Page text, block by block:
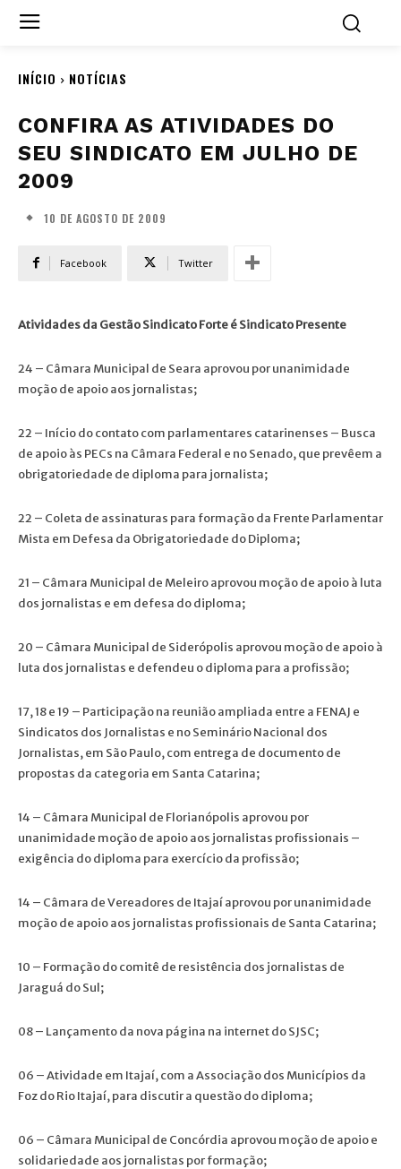
INÍCIO NOTÍCIAS
CONFIRA AS ATIVIDADES DO
SEU SINDICATO EM JULHO DE
2009
10 DE AGOSTO DE 2009
Facebook Twitter
Atividades da Gestão Sindicato Forte é Sindicato Presente
24 – Câmara Municipal de Seara aprovou por unanimidade
moção de apoio aos jornalistas;
22 – Início do contato com parlamentares catarinenses – Busca
de apoio às PECs na Câmara Federal e no Senado, que prevêem a
obrigatoriedade de diploma para jornalista;
22 – Coleta de assinaturas para formação da Frente Parlamentar
Mista em Defesa da Obrigatoriedade do Diploma;
21 – Câmara Municipal de Meleiro aprovou moção de apoio à luta
dos jornalistas e em defesa do diploma;
20 – Câmara Municipal de Siderópolis aprovou moção de apoio à
luta dos jornalistas e defendeu o diploma para a profissão;
17, 18 e 19 – Participação na reunião ampliada entre a FENAJ e
Sindicatos dos Jornalistas e no Seminário Nacional dos
Jornalistas, em São Paulo, com entrega de documento de
propostas da categoria em Santa Catarina;
14 – Câmara Municipal de Florianópolis aprovou por
unanimidade moção de apoio aos jornalistas profissionais –
exigência do diploma para exercício da profissão;
14 – Câmara de Vereadores de Itajaí aprovou por unanimidade
moção de apoio aos jornalistas profissionais de Santa Catarina;
10 – Formação do comitê de resistência dos jornalistas de
Jaraguá do Sul;
08 – Lançamento da nova página na internet do SJSC;
06 – Atividade em Itajaí, com a Associação dos Municípios da
Foz do Rio Itajaí, para discutir a questão do diploma;
06 – Câmara Municipal de Concórdia aprovou moção de apoio e
solidariedade aos jornalistas por formação;